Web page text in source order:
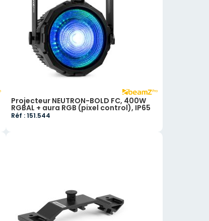
Projecteur NEUTRON-BOLD FC, 400W
RGBAL + aura RGB (pixel control), IP65
Réf : 151.544